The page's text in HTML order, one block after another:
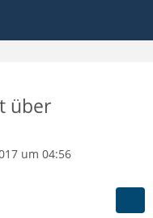
über
um 04:56